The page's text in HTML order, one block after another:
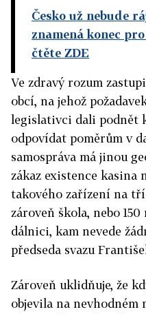
Česko už nebude
znamená konec
čtěte ZDE
Ve zdravý rozum
obcí, na jehož
legislativci dali podnět
odpovídat poměrům v
samospráva má jinou
zákaz existence kasina
takového zařízení na
zároveň škola, nebo
dálnici, kam nevede
předseda svazu
Zároveň uklidňuje, že
objevila na nevhodném